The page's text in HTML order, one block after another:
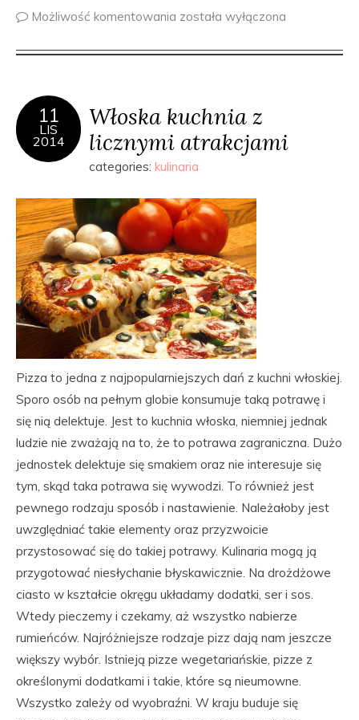
Możliwość komentowania została wyłączona
11
LIS
2014
Włoska kuchnia z
licznymi atrakcjami
categories: kulinaria
Pizza to jedna z najpopularniejszych dań z kuchni włoskiej.
Sporo osób na pełnym globie konsumuje taką potrawę i
się nią delektuje. Jest to kuchnia włoska, niemniej jednak
ludzie nie zważają na to, że to potrawa zagraniczna. Dużo
jednostek delektuje się smakiem oraz nie interesuje się
tym, skąd taka potrawa się wywodzi. To również jest
pewnego rodzaju sposób i nastawienie. Należałoby jest
uwzględniać takie elementy oraz przyzwoicie
przystosować się do takiej potrawy. Kulinaria mogą ją
przygotować niesłychanie błyskawicznie. Na drożdżowe
ciasto w kształcie okręgu układamy dodatki, ser i sos.
Wtedy pieczemy i czekamy, aż wszystko nabierze
rumieńców. Najróżniejsze rodzaje pizz dają nam jeszcze
większy wybór. Istnieją pizze wegetariańskie, pizze z
określonymi dodatkami i takie, które są nieumowne.
Wszystko zależy od wyobraźni. W kraju buduje się